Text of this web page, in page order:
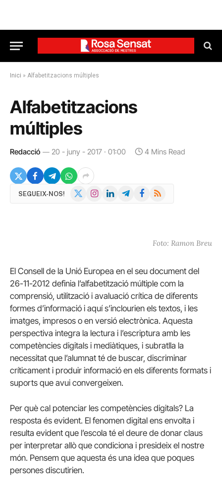
Inici » Alfabetitzacions múltiples
Alfabetitzacions
múltiples
Redacció 20 - juny - 2017 · 01:00 4 Mins Read
SEGUEIX-NOS!
X
InstagramLinkedInTelegramFacebook
RSS
Foto: Ramon Breu
El Consell de la Unió Europea en el seu document del
26-11-2012 definia l’alfabetització múltiple com la
comprensió, utilització i avaluació crítica de diferents
formes d’informació i aquí s’inclourien els textos, i les
imatges, impresos o en versió electrònica. Aquesta
perspectiva integra la lectura i l’escriptura amb les
competències digitals i mediàtiques, i subratlla la
necessitat que l’alumnat té de buscar, discriminar
críticament i produir informació en els diferents formats i
suports que avui convergeixen.
Per què cal potenciar les competències digitals? La
resposta és evident. El fenomen digital ens envolta i
resulta evident que l’escola té el deure de donar claus
per interpretar allò que condiciona i presideix el nostre
món. Pensem que aquesta és una idea que poques
persones discutirien.